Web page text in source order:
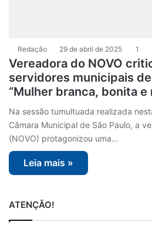
Redação 29 de abril de 2025 1
Vereadora do NOVO
servidores municipais
“Mulher branca, bonita e
Na sessão tumultuada realizada
Câmara Municipal de São Paulo, a
(NOVO) protagonizou uma…
Leia mais »
ATENÇÃO!